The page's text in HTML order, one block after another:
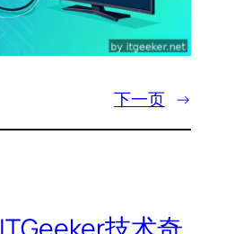
下一页 →